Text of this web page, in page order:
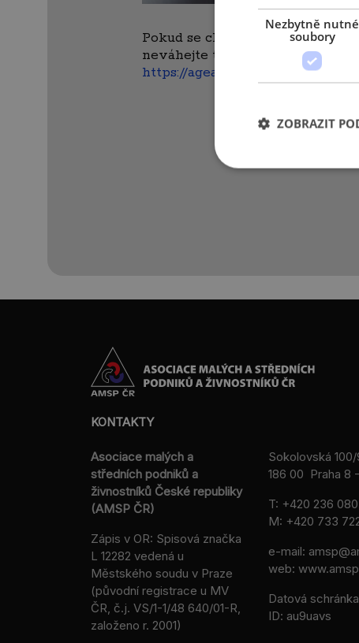
Pokud se chcete k odběru
neváhejte tak učinit na
https://ageadapt.cz/cs/kontakt/
KONTAKTY
Asociace malých a
středních podniků a
živnostníků České republiky
(AMSP ČR)
Zápis v OR: Spisová značka
L 12282 vedená u
Městského soudu v Praze
(původní registrace u MV
ČR, č.j. VS/1-1/48 640/01-R,
založeno r. 2001)
Sokolovská
186 00 Praha 8
T: +420 236
M: +420 733
e-mail:
web:
Datová
ID: au9uavs
Nezbytně nutné
soubory
ZOBRAZIT